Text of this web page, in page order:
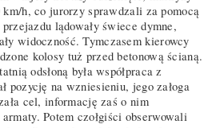
km/h, co jurorzy sprawdzali za pomocą
lądowały świece dymne,
widoczność. Tymczasem kierowcy
kolosy tuż przed betonową ścianą.
odsłoną była współpraca z
pozycję na wzniesieniu, jego załoga
cel, informację zaś o nim
Potem czołgiści obserwowali